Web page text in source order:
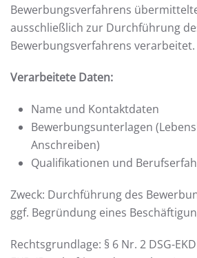
Bewerbungsverfahrens
ausschließlich zur Durchführung
Bewerbungsverfahrens verarbeitet.
Verarbeitete Daten:
Name und Kontaktdaten
Bewerbungsunterlagen
Anschreiben)
Qualifikationen und
Zweck: Durchführung des
ggf. Begründung eines
Rechtsgrundlage: § 6 Nr. 2 DSG-